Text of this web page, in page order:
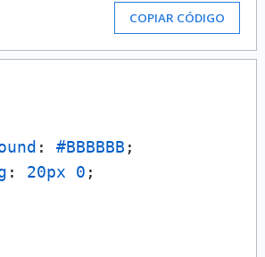
COPIAR CÓDIGO
: #BBBBBB ;
: 20px 0 ;